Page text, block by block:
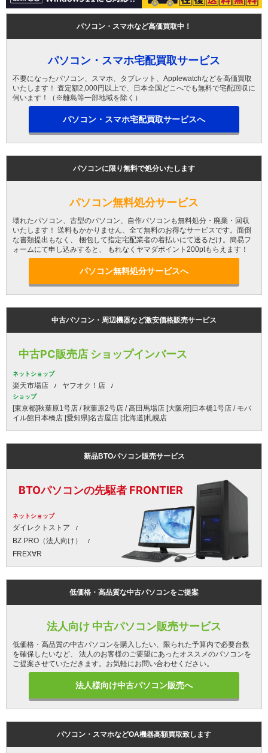
パソコン・スマホなど高価買取中！
パソコン・スマホ宅配買取サービス
不要になったパソコン、スマホ、タブレット、Applewatchなどを高価買取
いたします！ 査定額2,000円以上で、日本全国どこへでも無料で宅配回収に
伺います！（※離島等一部地域を除く）
パソコン・スマホ宅配買取サービスへ
パソコンに限り無料で処分いたします
パソコン無料処分サービス
壊れたパソコン、古型のパソコン、自作パソコンも無料処分・廃棄・回収
いたします！ 送料もかかりません、全て無料のお得なサービスです。面倒
な書類提出もなく、 梱包して指定宅配業者の着払いにて送るだけ。簡易フ
ォームにて申し込みすると、 もれなくヤマダポイント200ptもらえます！
パソコン無料処分サービスへ
中古パソコン・周辺機器など激安価格販売サービス
中古PC販売店 ショップインバース
ネットショップ
楽天市場店 ヤフオク！店
ショップ
[東京都]秋葉原1号店 / 秋葉原2号店 / 高田馬場店 [大阪府]日本橋1号店 / モバ
イル館日本橋店 [愛知県]名古屋店 [北海道]札幌店
新品BTOパソコン販売サービス
BTOパソコンの先駆者 FRONTIER
ネットショップ
ダイレクトストア
BZ PRO（法人向け）
FREX∀R
低価格・高品質な中古パソコンをご提案
法人向け 中古パソコン販売サービス
低価格・高品質の中古パソコンを購入したい、限られた予算内で必要台数
を確保したいなど、 法人のお客様のご要望にあったオススメのパソコンを
ご提案させていただきます。お気軽にお問い合わせください。
法人様向け中古パソコン販売へ
パソコン・スマホなどOA機器高額買取致します